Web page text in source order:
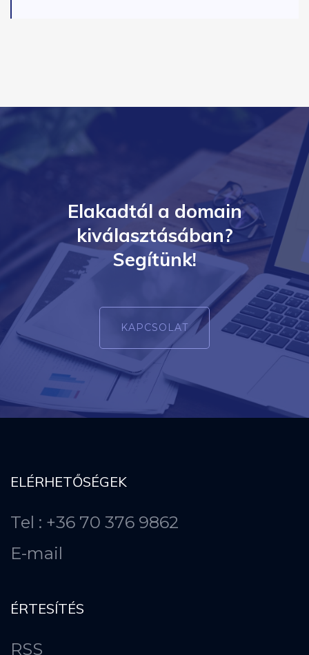
Elakadtál a domain
kiválasztásában?
Segítünk!
KAPCSOLAT
ELÉRHETŐSÉGEK
Tel : +36 70 376 9862
E-mail
ÉRTESÍTÉS
RSS